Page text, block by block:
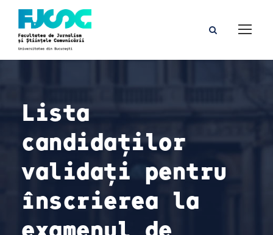
Lista
candidaților
validați pentru
înscrierea la
examenul de